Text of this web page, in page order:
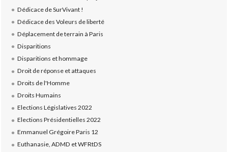
Dédicace de SurVivant !
Dédicace des Voleurs de liberté
Déplacement de terrain à Paris
Disparitions
Disparitions et hommage
Droit de réponse et attaques
Droits de l'Homme
Droits Humains
Elections Législatives 2022
Elections Présidentielles 2022
Emmanuel Grégoire Paris 12
Euthanasie, ADMD et WFRtDS